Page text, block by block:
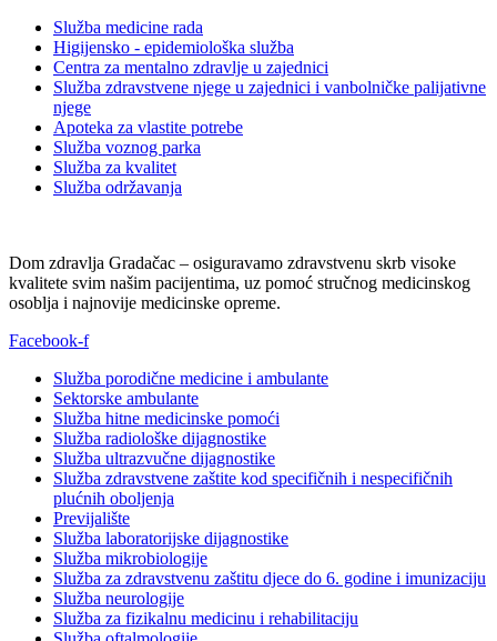
Služba medicine rada
Higijensko - epidemiološka služba
Centra za mentalno zdravlje u zajednici
Služba zdravstvene njege u zajednici i vanbolničke palijativne
njege
Apoteka za vlastite potrebe
Služba voznog parka
Služba za kvalitet
Služba održavanja
Dom zdravlja Gradačac – osiguravamo zdravstvenu skrb visoke
kvalitete svim našim pacijentima, uz pomoć stručnog medicinskog
osoblja i najnovije medicinske opreme.
Facebook-f
Služba porodične medicine i ambulante
Sektorske ambulante
Služba hitne medicinske pomoći
Služba radiološke dijagnostike
Služba ultrazvučne dijagnostike
Služba zdravstvene zaštite kod specifičnih i nespecifičnih
plućnih oboljenja
Previjalište
Služba laboratorijske dijagnostike
Služba mikrobiologije
Služba za zdravstvenu zaštitu djece do 6. godine i imunizaciju
Služba neurologije
Služba za fizikalnu medicinu i rehabilitaciju